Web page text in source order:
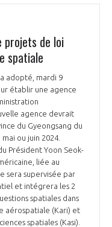
projets de loi
spatiale
adopté, mardi 9
établir une agence
agence devrait
du Gyeongsang du
ou juin 2024.
Président Yoon Seok-
liée au
sera supervisée par
et intégrera les 2
spatiales dans
aérospatiale (Kari) et
spatiales (Kasi).